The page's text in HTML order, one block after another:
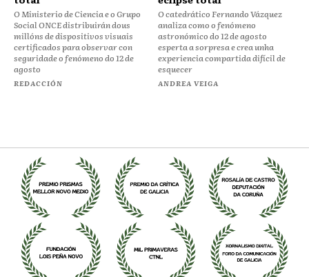
O Ministerio de Ciencia e o Grupo
Social ONCE distribuirán dous
millóns de dispositivos visuais
certificados para observar con
seguridade o fenómeno do 12 de
agosto
REDACCIÓN
O catedrático Fernando Vázquez
analiza como o fenómeno
astronómico do 12 de agosto
esperta a sorpresa e crea unha
experiencia compartida difícil de
esquecer
ANDREA VEIGA